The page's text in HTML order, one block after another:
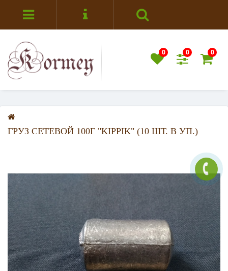
0 0 0
ГРУЗ СЕТЕВОЙ 100Г "KIPPIK" (10 ШТ. В УП.)